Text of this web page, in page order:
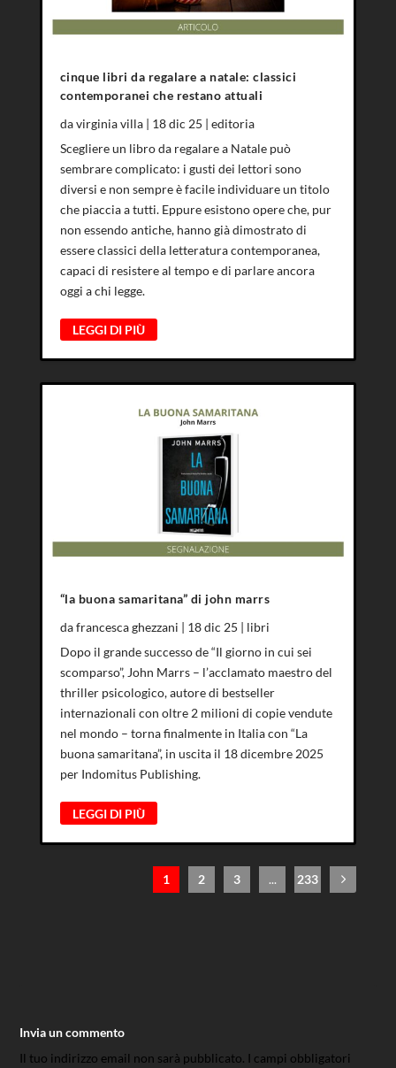
cinque libri da regalare a natale: classici
contemporanei che restano attuali
davirginia villa| 18 dic 25 | editoria
Scegliere un libro da regalare a Natale può
sembrare complicato: i gusti dei lettori sono
diversi e non sempre è facile individuare un titolo
che piaccia a tutti. Eppure esistono opere che, pur
non essendo antiche, hanno già dimostrato di
essere classici della letteratura contemporanea,
capaci di resistere al tempo e di parlare ancora
oggi a chi legge.
LEGGI DI PIÙ
“la buona samaritana” di john marrs
dafrancesca ghezzani | 18 dic 25 | libri
Dopo il grande successo de “Il giorno in cui sei
scomparso”, John Marrs – l’acclamato maestro del
thriller psicologico, autore di bestseller
internazionali con oltre 2 milioni di copie vendute
nel mondo – torna finalmente in Italia con “La
buona samaritana”, in uscita il 18 dicembre 2025
per Indomitus Publishing.
LEGGI DI PIÙ
1 2 3 ... 233
Invia un commento
Il tuo indirizzo email non sarà pubblicato. I campi obbligatori